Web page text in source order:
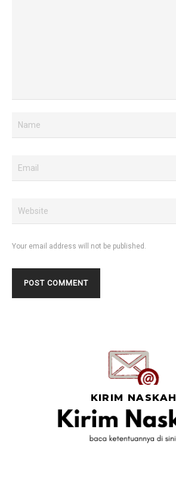
Your email address will not be published.
KIRIM NASKAH